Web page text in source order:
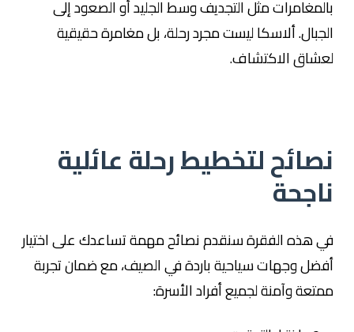
بالمغامرات مثل التجديف وسط الجليد أو الصعود إلى
الجبال. ألاسكا ليست مجرد رحلة، بل مغامرة حقيقية
لعشاق الاكتشاف.
نصائح لتخطيط رحلة عائلية
ناجحة
في هذه الفقرة سنقدم نصائح مهمة تساعدك على اختيار
أفضل وجهات سياحية باردة في الصيف، مع ضمان تجربة
ممتعة وآمنة لجميع أفراد الأسرة: